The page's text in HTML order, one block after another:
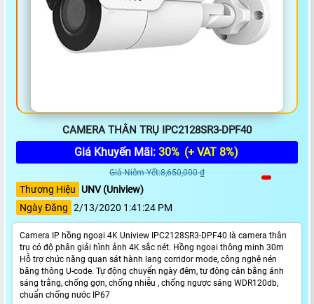
CAMERA THÂN TRỤ IPC2128SR3-DPF40
Giá Khuyến Mãi: 30% (+ VAT 8%)
Giá Niêm Yết:8,650,000 ₫
Thương Hiệu
UNV (Uniview)
Ngày Đăng 2/13/2020 1:41:24 PM
Camera IP hồng ngoại 4K Uniview IPC2128SR3-DPF40 là camera thân
trụ có độ phân giải hình ảnh 4K sắc nét. Hồng ngoại thông minh 30m
Hỗ trợ chức năng quan sát hành lang corridor mode, công nghệ nén
băng thông U-code. Tự động chuyển ngày đêm, tự động cân bằng ánh
sáng trắng, chống gợn, chống nhiễu , chống ngược sáng WDR120db,
chuẩn chống nước IP67